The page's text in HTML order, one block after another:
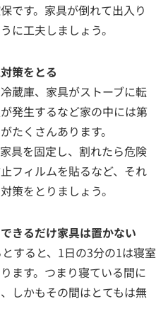
です。家具が倒れて出入り
に工夫しましょう。
策をとる
蔵庫、家具がストーブに転
発生するなど家の中には第
たくさんあります。
具を固定し、割れたら危険
フィルムを貼るなど、それ
策をとりましょう。
きるだけ家具は置かない
すると、1日の3分の1は寝室
ます。つまり寝ている間に
しかもその間はとてもは無